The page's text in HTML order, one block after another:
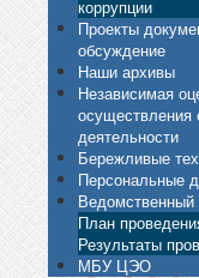
коррупции
Проекты
обсуждение
Наши архивы
Независимая
осуществления
деятельности
Бережливые
Персональные
Ведомственный
План
Результаты
МБУ ЦЭО